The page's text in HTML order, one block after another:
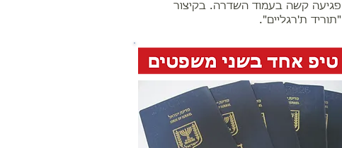
פגיעה קשה בעמוד השדרה. בקיצור
"תוריד ת'רגליים".